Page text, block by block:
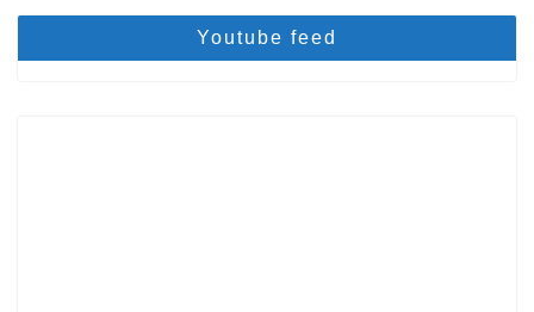
Youtube feed